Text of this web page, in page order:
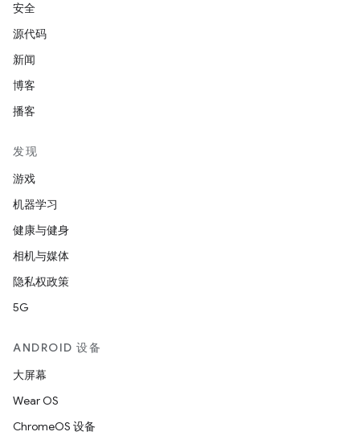
安全
源代码
新闻
博客
播客
发现
游戏
机器学习
健康与健身
相机与媒体
隐私权政策
5G
ANDROID 设备
大屏幕
Wear OS
ChromeOS 设备